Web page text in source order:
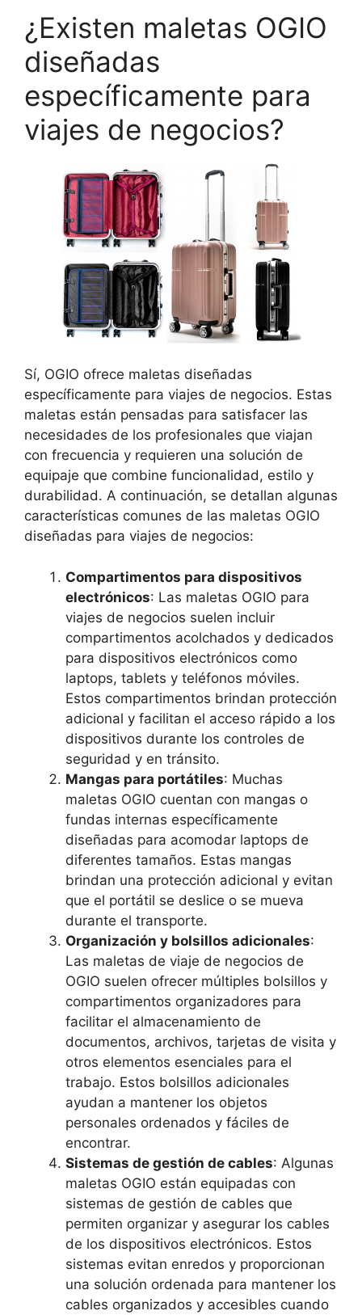
¿Existen maletas OGIO
diseñadas
específicamente para
viajes de negocios?
Sí, OGIO ofrece maletas diseñadas
específicamente para viajes de negocios. Estas
maletas están pensadas para satisfacer las
necesidades de los profesionales que viajan
con frecuencia y requieren una solución de
equipaje que combine funcionalidad, estilo y
durabilidad. A continuación, se detallan algunas
características comunes de las maletas OGIO
diseñadas para viajes de negocios:
Compartimentos para dispositivos
electrónicos: Las maletas OGIO para
viajes de negocios suelen incluir
compartimentos acolchados y dedicados
para dispositivos electrónicos como
laptops, tablets y teléfonos móviles.
Estos compartimentos brindan protección
adicional y facilitan el acceso rápido a los
dispositivos durante los controles de
seguridad y en tránsito.
Mangas para portátiles: Muchas
maletas OGIO cuentan con mangas o
fundas internas específicamente
diseñadas para acomodar laptops de
diferentes tamaños. Estas mangas
brindan una protección adicional y evitan
que el portátil se deslice o se mueva
durante el transporte.
Organización y bolsillos adicionales:
Las maletas de viaje de negocios de
OGIO suelen ofrecer múltiples bolsillos y
compartimentos organizadores para
facilitar el almacenamiento de
documentos, archivos, tarjetas de visita y
otros elementos esenciales para el
trabajo. Estos bolsillos adicionales
ayudan a mantener los objetos
personales ordenados y fáciles de
encontrar.
Sistemas de gestión de cables: Algunas
maletas OGIO están equipadas con
sistemas de gestión de cables que
permiten organizar y asegurar los cables
de los dispositivos electrónicos. Estos
sistemas evitan enredos y proporcionan
una solución ordenada para mantener los
cables organizados y accesibles cuando